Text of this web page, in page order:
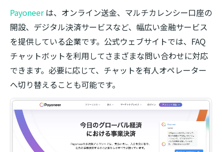
Payoneerは、オンライン送金、マルチカレンシー口座の
開設、デジタル決済サービスなど、幅広い金融サービス
を提供している企業です。公式ウェブサイトでは、FAQ
チャットボットを利用してさまざまな問い合わせに対応
できます。必要に応じて、チャットを有人オペレーター
へ切り替えることも可能です。